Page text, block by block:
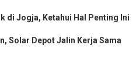
di Jogja, Ketahui Hal Penting Ini
Solar Depot Jalin Kerja Sama